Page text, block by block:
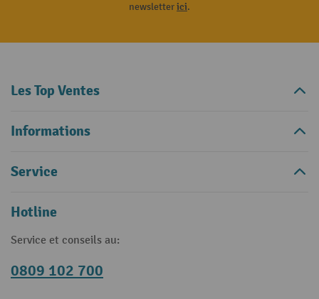
newsletterici.
Les Top Ventes
Informations
Service
Hotline
Service et conseils au:
0809 102 700